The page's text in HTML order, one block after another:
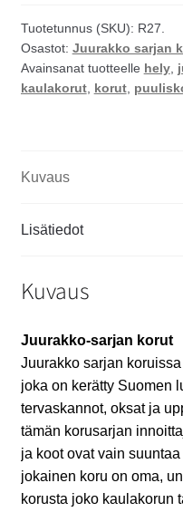
määrä
Tuotetunnus (SKU): R27.
Osastot: Juurakko sarjan
Avainsanat tuotteelle hely,
kaulakorut, korut,
Kuvaus
Lisätiedot
Kuvaus
Juurakko-sarjan korut
Juurakko sarjan
joka on kerätty Suomen
tervaskannot, oksat ja
tämän korusarjan
ja koot ovat vain
jokainen koru on oma,
korusta joko kaulakorun